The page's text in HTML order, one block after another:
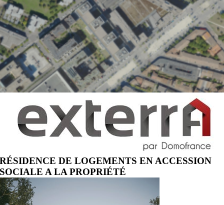
RÉSIDENCE DE LOGEMENTS EN ACCESSION
SOCIALE A LA PROPRIÉTÉ